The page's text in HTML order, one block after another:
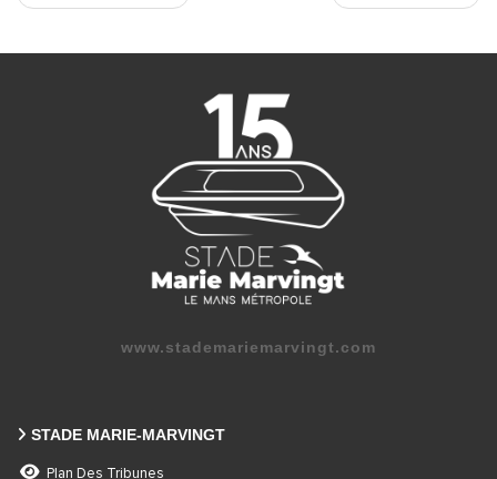
www.stademariemarvingt.com
STADE MARIE-MARVINGT
Plan Des Tribunes